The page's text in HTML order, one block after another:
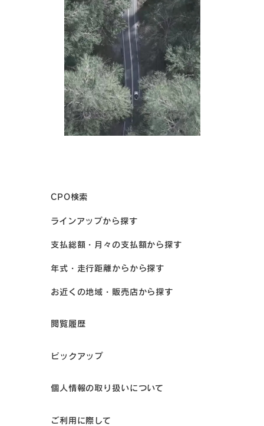
CPO検索
ラインアップから探す
支払総額・月々の支払額から探す
年式・走行距離からから探す
お近くの地域・販売店から探す
閲覧履歴
ピックアップ
個人情報の取り扱いについて
ご利用に際して